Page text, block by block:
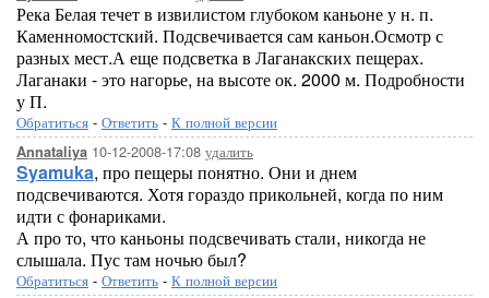
Река Белая течет в извилистом глубоком каньоне у н. п.
Каменномостский. Подсвечивается сам каньон.Осмотр с
разных мест.А еще подсветка в Лаганакских пещерах.
Лаганаки - это нагорье, на высоте ок. 2000 м. Подробности
у П.
Обратиться - Ответить - К полной версии
Annataliya 10-12-2008-17:08 удалить
Syamuka, про пещеры понятно. Они и днем
подсвечиваются. Хотя гораздо прикольней, когда по ним
идти с фонариками.
А про то, что каньоны подсвечивать стали, никогда не
слышала. Пус там ночью был?
Обратиться - Ответить - К полной версии